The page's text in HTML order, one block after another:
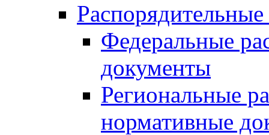
Федеральные
документы
Региональные
нормативные